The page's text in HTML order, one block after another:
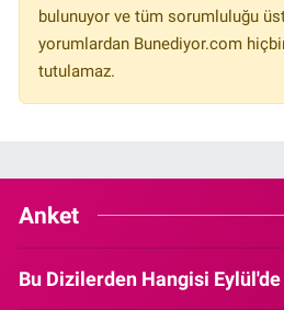
bulunuyor ve tüm sorumluluğu
yorumlardan Bunediyor.com
tutulamaz.
Anket
Bu Dizilerden Hangisi